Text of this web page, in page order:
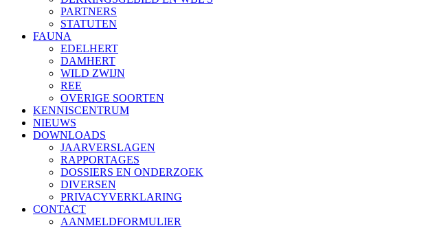
PARTNERS
STATUTEN
FAUNA
EDELHERT
DAMHERT
WILD ZWIJN
REE
OVERIGE SOORTEN
KENNISCENTRUM
NIEUWS
DOWNLOADS
JAARVERSLAGEN
RAPPORTAGES
DOSSIERS EN ONDERZOEK
DIVERSEN
PRIVACYVERKLARING
CONTACT
AANMELDFORMULIER